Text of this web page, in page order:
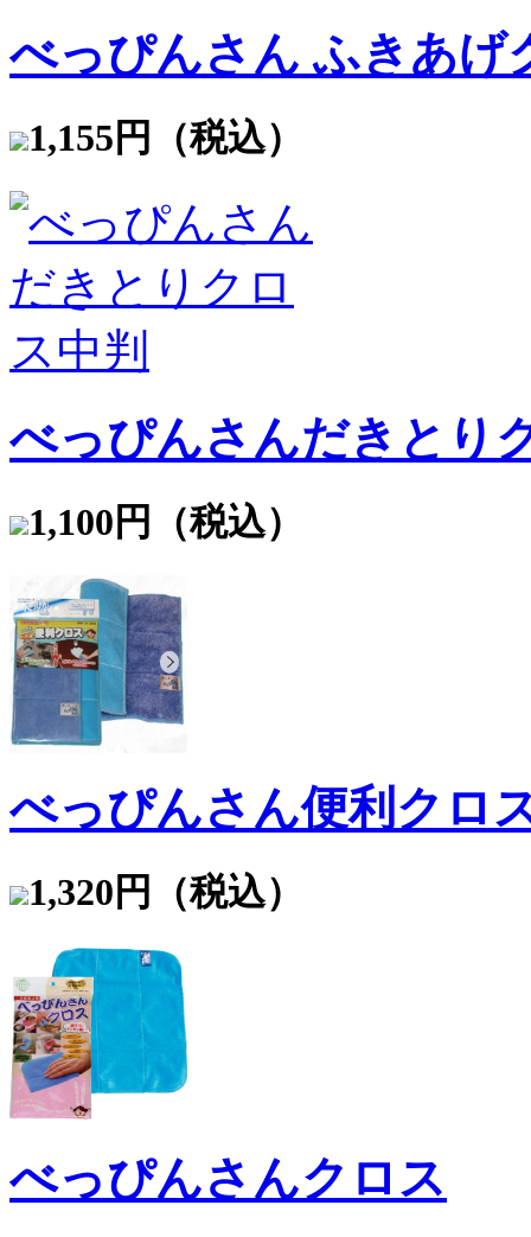
べっぴんさん ふきあげ
1,155円（税込）
べっぴんさんだきとり
1,100円（税込）
べっぴんさん便利クロ
1,320円（税込）
べっぴんさんクロス